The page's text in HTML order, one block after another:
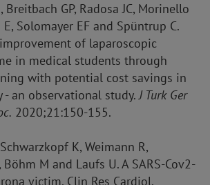
Breitbach GP, Radosa JC, Morinello
Solomayer EF and Spüntrup C.
of laparoscopic
in medical students through
with potential cost savings in
- an observational study.J Turk Ger
2020;21:150-155.
K, Weimann R,
M and Laufs U. A SARS-Cov2-
victim. Clin Res Cardiol.